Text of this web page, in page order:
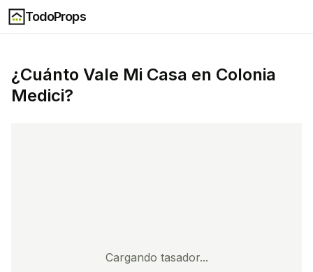
TodoProps
¿Cuánto Vale Mi Casa en Colonia
Medici?
Cargando tasador...